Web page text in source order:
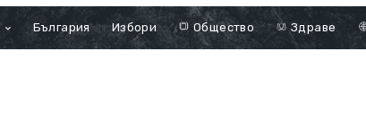
България Избори Общество Здраве